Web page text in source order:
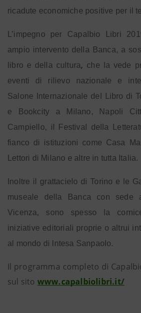
ricadute economiche positive per il
L’impegno per Capalbio Libri
ampio intervento della Banca, a
libro e della cultura, che la vede
eventi di rilievo nazionale e
Salone Internazionale del Libro di
e Bookcity a Milano, Napoli
Campiello, il Festival della
fianco di istituzioni come Casa
Lettori di Milano e altre in tutta Italia.
Inoltre il grattacielo di Torino e le
museale della Banca con sede
Vicenza, sono spesso la
iniziative editoriali proprie o altrui
al mondo di Intesa Sanpaolo.
Il programma completo di
sul sito www.capalbiolibri.it/